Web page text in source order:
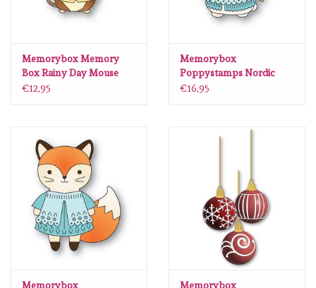
Memorybox Memory
Box Rainy Day Mouse
Craft Die 94897
€12,95
Memorybox
Poppystamps Nordic
Bundled Bunny craft die
€16,95
Memorybox
Memorybox